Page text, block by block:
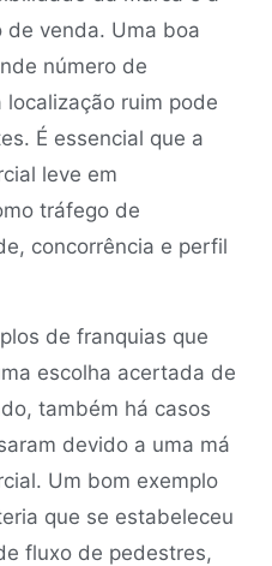
venda. Uma boa
número de
ruim pode
É essencial que a
leve em
tráfego de
concorrência e perfil
de franquias que
escolha acertada de
também há casos
devido a uma má
Um bom exemplo
que se estabeleceu
fluxo de pedestres,